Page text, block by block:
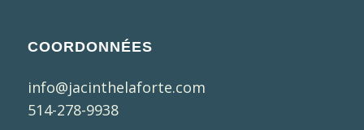
COORDONNÉES
info@jacinthelaforte.com
514-278-9938